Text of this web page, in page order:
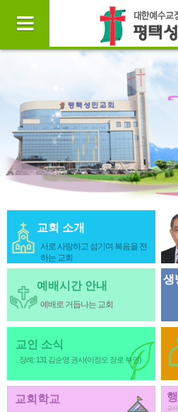
교회 소개
서로 사랑하고 섬기며 복음을 전
하는 교회
예배시간 안내
예배로 거듭나는 교회
생
교인 소식
장례: 131 김순영 권사(이정오 장로 부인)
교회학교
교